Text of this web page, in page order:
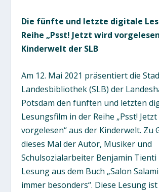
Die fünfte und letzte digitale
Reihe „Psst! Jetzt wird
Kinderwelt der SLB
Am 12. Mai 2021 präsentiert die
Landesbibliothek (SLB) der
Potsdam den fünften und letzten
Lesungsfilm in der Reihe „Psst!
vorgelesen“ aus der Kinderwelt. Zu
dieses Mal der Autor, Musiker und
Schulsozialarbeiter Benjamin
Lesung aus dem Buch „Salon
immer besonders“. Diese Lesung